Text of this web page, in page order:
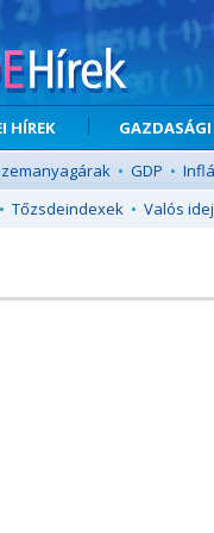
HÍREK GAZDASÁGI
• GDP •
• Tőzsdeindexek • Valós